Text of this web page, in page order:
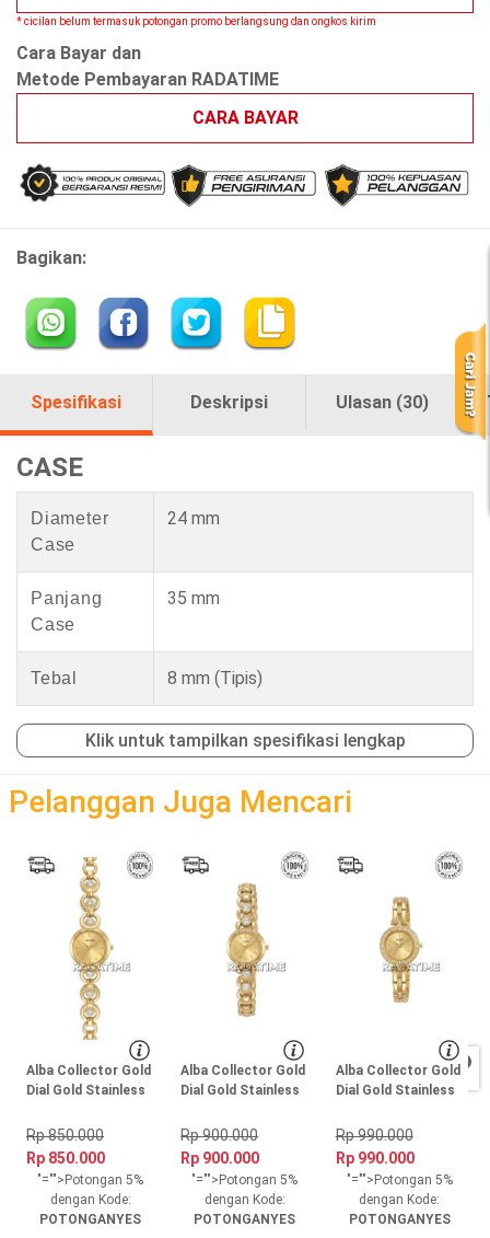
* cicilan belum termasuk potongan promo berlangsung dan ongkos kirim
Cara Bayar dan
Metode Pembayaran RADATIME
CARA BAYAR
Bagikan:
Spesifikasi Deskripsi Ulasan (30)
CASE
Diameter
Case
24 mm
Panjang
Case
35 mm
Tebal 8 mm (Tipis)
Klik untuk tampilkan spesifikasi lengkap
Pelanggan Juga Mencari
Alba Collector Gold
Dial Gold Stainless
Rp 850.000
Rp 850.000
"="">Potongan 5%
dengan Kode:
POTONGANYES
Alba Collector Gold
Dial Gold Stainless
Rp 900.000
Rp 900.000
"="">Potongan 5%
dengan Kode:
POTONGANYES
Alba Collector Gold
Dial Gold Stainless
Rp 990.000
Rp 990.000
"="">Potongan 5%
dengan Kode:
POTONGANYES